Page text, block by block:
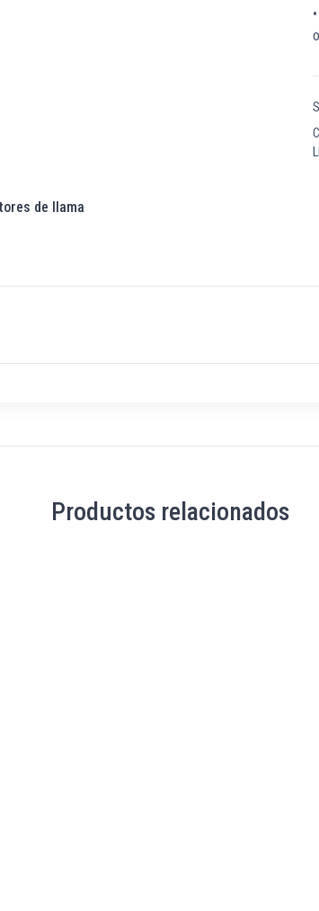
de llama
Productos relacionados